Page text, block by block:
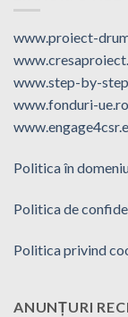
www.proiect-
www.step-by-
www.fonduri-ue.ro
Politica în
Politica de
Politica privind
ANUNȚURI